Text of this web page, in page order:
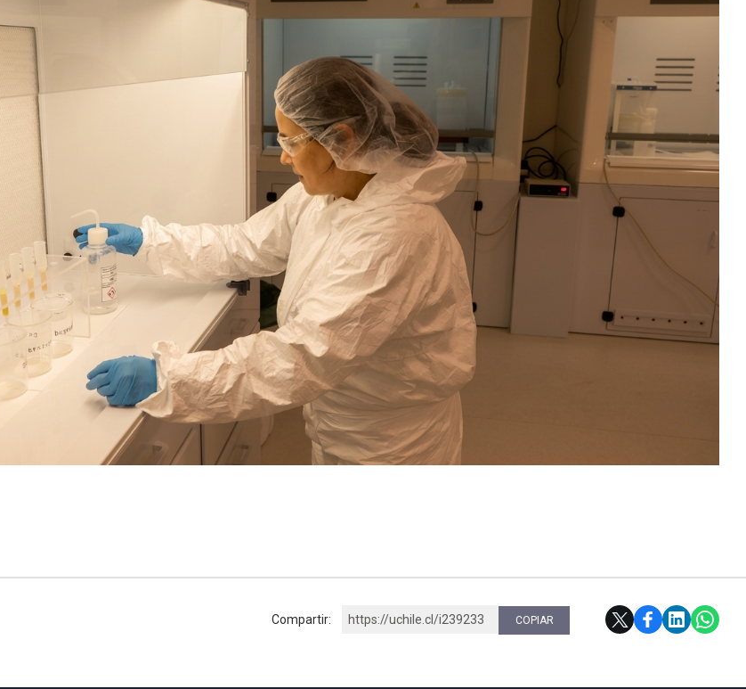
Compartir: https://uchile.cl/i239233 COPIAR